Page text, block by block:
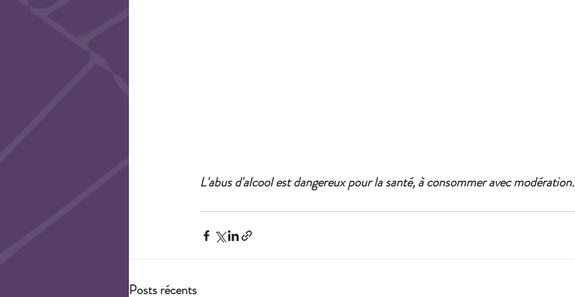
L'abus d'alcool est dangereux pour la santé, à consommer avec modération.
Posts récents